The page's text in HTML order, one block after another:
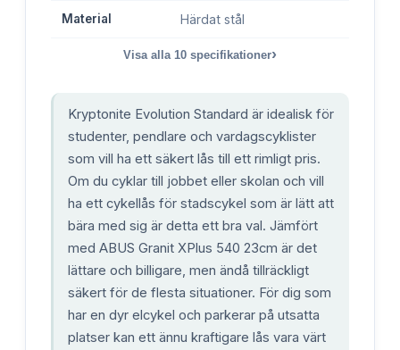
Material Härdat stål
Visa alla 10 specifikationer›
Kryptonite Evolution Standard är idealisk för
studenter, pendlare och vardagscyklister
som vill ha ett säkert lås till ett rimligt pris.
Om du cyklar till jobbet eller skolan och vill
ha ett cykellås för stadscykel som är lätt att
bära med sig är detta ett bra val. Jämfört
med ABUS Granit XPlus 540 23cm är det
lättare och billigare, men ändå tillräckligt
säkert för de flesta situationer. För dig som
har en dyr elcykel och parkerar på utsatta
platser kan ett ännu kraftigare lås vara värt